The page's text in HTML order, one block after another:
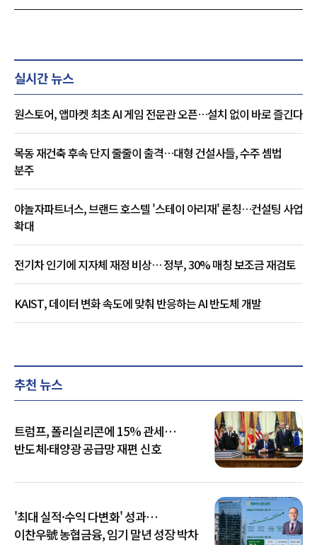
실시간 뉴스
원스토어, 앱마켓 최초 AI 게임 전문관 오픈…설치 없이 바로 즐긴다
목동 재건축 후속 단지 줄줄이 출격…대형 건설사들, 수주 셈법
분주
야놀자파트너스, 브랜드 호스텔 '스테이 아리재' 론칭…컨설팅 사업
확대
전기차 인기에 지자체 재정 비상… 정부, 30% 매칭 보조금 재검토
KAIST, 데이터 변화 속도에 맞춰 반응하는 AI 반도체 개발
추천 뉴스
트럼프, 폴리실리콘에 15% 관세…
반도체·태양광 공급망 재편 신호
'최대 실적·수익 다변화' 성과…
이찬우號 농협금융, 임기 말년 성장 박차